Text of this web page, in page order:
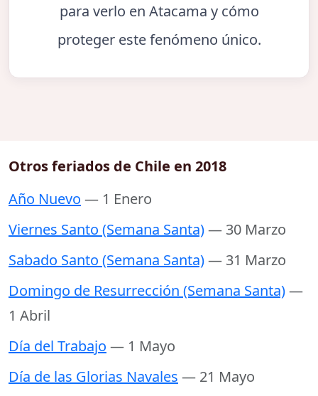
para verlo en Atacama y cómo
proteger este fenómeno único.
Otros feriados de Chile en 2018
Año Nuevo — 1 Enero
Viernes Santo (Semana Santa)— 30 Marzo
Sabado Santo (Semana Santa)— 31 Marzo
Domingo de Resurrección (Semana Santa)—
1 Abril
Día del Trabajo — 1 Mayo
Día de las Glorias Navales — 21 Mayo